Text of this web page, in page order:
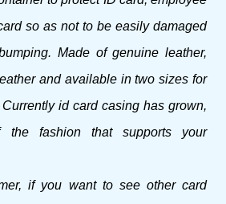
so as not to be easily damaged
Made of genuine leather,
and available in two sizes for
Currently id card casing has grown,
fashion that supports your
if you want to see other card